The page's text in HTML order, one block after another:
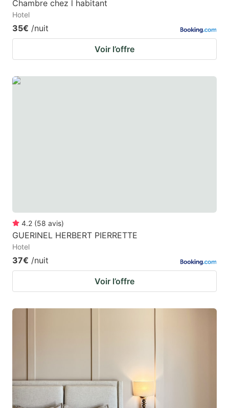
Chambre chez l habitant
Hotel
35€ /nuit
Voir l’offre
4.2 (58 avis)
GUERINEL HERBERT PIERRETTE
Hotel
37€ /nuit
Voir l’offre